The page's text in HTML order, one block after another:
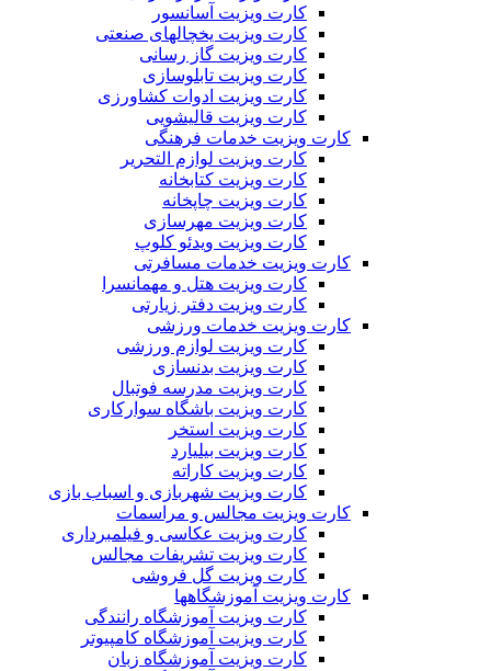
کارت ویزیت آسانسور
کارت ویزیت یخچالهای صنعتی
کارت ویزیت گاز رسانی
کارت ویزیت تابلوسازی
کارت ویزیت ادوات کشاورزی
کارت ویزیت قالیشویی
کارت ویزیت خدمات فرهنگی
کارت ویزیت لوازم التحریر
کارت ویزیت کتابخانه
کارت ویزیت چاپخانه
کارت ویزیت مهرسازی
کارت ویزیت ویدئو کلوپ
کارت ویزیت خدمات مسافرتی
کارت ویزیت هتل و مهمانسرا
کارت ویزیت دفتر زیارتی
کارت ویزیت خدمات ورزشی
کارت ویزیت لوازم ورزشی
کارت ویزیت بدنسازی
کارت ویزیت مدرسه فوتبال
کارت ویزیت باشگاه سوارکاری
کارت ویزیت استخر
کارت ویزیت بیلیارد
کارت ویزیت کاراته
کارت ویزیت شهربازی و اسباب بازی
کارت ویزیت مجالس و مراسمات
کارت ویزیت عکاسی و فیلمبرداری
کارت ویزیت تشریفات مجالس
کارت ویزیت گل فروشی
کارت ویزیت آموزشگاهها
کارت ویزیت آموزشگاه رانندگی
کارت ویزیت آموزشگاه کامپیوتر
کارت ویزیت آموزشگاه زبان